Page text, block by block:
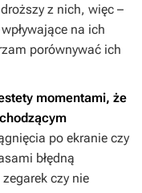
z nich, więc –
na ich
porównywać ich
momentami, że
po ekranie czy
błędną
czy nie